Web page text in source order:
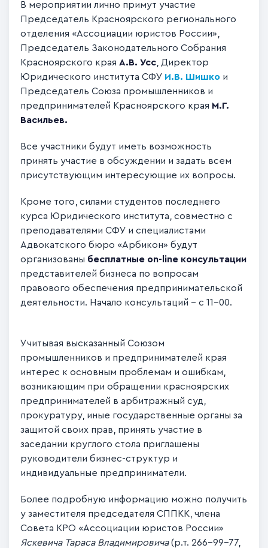
В мероприятии лично примут участие
Председатель Красноярского регионального
отделения «Ассоциации юристов России»,
Председатель Законодательного Собрания
Красноярского краяА.В. Усс , Директор
Юридического института СФУ И.В. Шишко и
Председатель Союза промышленников и
предпринимателей Красноярского края М.Г.
Васильев.
Все участники будут иметь возможность
принять участие в обсуждении и задать всем
присутствующим интересующие их вопросы.
Кроме того, силами студентов последнего
курса Юридического института, совместно с
преподавателями СФУ и специалистами
Адвокатского бюро «Арбикон» будут
организованы бесплатные on- line консультации
представителей бизнеса по вопросам
правового обеспечения предпринимательской
деятельности. Начало консультаций – с 11-00.
Учитывая высказанный Союзом
промышленников и предпринимателей края
интерес к основным проблемам и ошибкам,
возникающим при обращении красноярских
предпринимателей в арбитражный суд,
прокуратуру, иные государственные органы за
защитой своих прав, принять участие в
заседании круглого стола приглашены
руководители бизнес-структур и
индивидуальные предприниматели.
Более подробную информацию можно получить
у заместителя председателя СППКК, члена
Совета КРО «Ассоциации юристов России»
Яскевича Тараса Владимировича(р.т. 266-99-77,